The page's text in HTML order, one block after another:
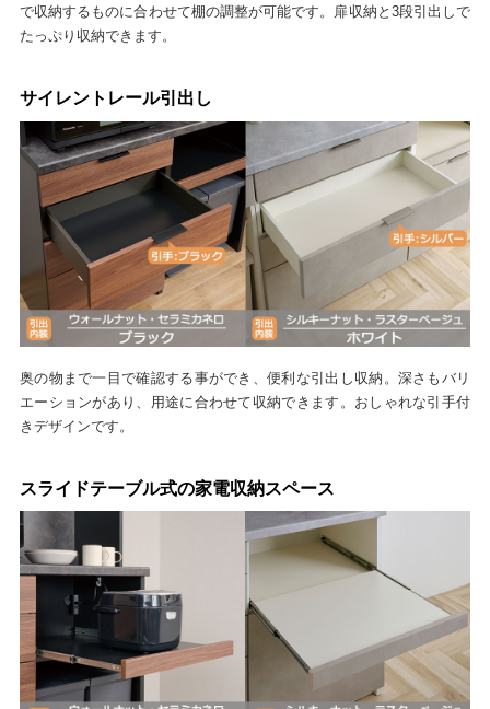
で収納するものに合わせて棚の調整が可能です。扉収納と3段引出しで
たっぷり収納できます。
サイレントレール引出し
奥の物まで一目で確認する事ができ、便利な引出し収納。深さもバリ
エーションがあり、用途に合わせて収納できます。おしゃれな引手付
きデザインです。
スライドテーブル式の家電収納スペース